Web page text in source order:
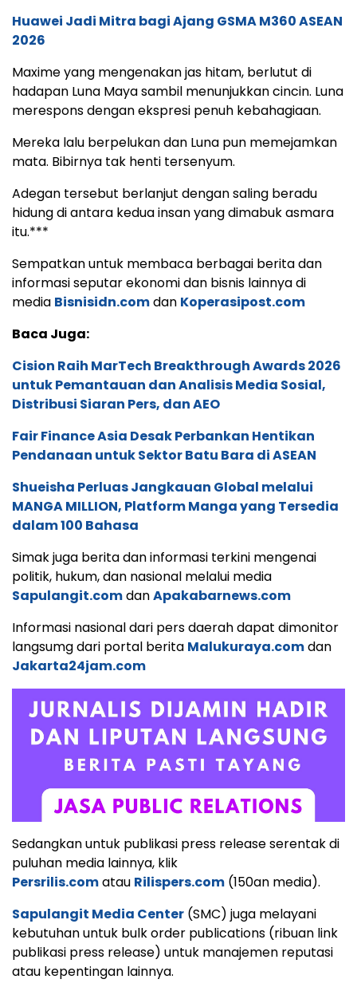
Huawei Jadi Mitra bagi Ajang GSMA M360 ASEAN
2026
Maxime yang mengenakan jas hitam, berlutut di
hadapan Luna Maya sambil menunjukkan cincin. Luna
merespons dengan ekspresi penuh kebahagiaan.
Mereka lalu berpelukan dan Luna pun memejamkan
mata. Bibirnya tak henti tersenyum.
Adegan tersebut berlanjut dengan saling beradu
hidung di antara kedua insan yang dimabuk asmara
itu.***
Sempatkan untuk membaca berbagai berita dan
informasi seputar ekonomi dan bisnis lainnya di
media Bisnisidn.comdan Koperasipost.com
Baca Juga:
Cision Raih MarTech Breakthrough Awards 2026
untuk Pemantauan dan Analisis Media Sosial,
Distribusi Siaran Pers, dan AEO
Fair Finance Asia Desak Perbankan Hentikan
Pendanaan untuk Sektor Batu Bara di ASEAN
Shueisha Perluas Jangkauan Global melalui
MANGA MILLION, Platform Manga yang Tersedia
dalam 100 Bahasa
Simak juga berita dan informasi terkini mengenai
politik, hukum, dan nasional melalui media
Sapulangit.comdanApakabarnews.com
Informasi nasional dari pers daerah dapat dimonitor
langsumg dari portal berita Malukuraya.comdan
Jakarta24jam.com
Sedangkan untuk publikasi press release serentak di
puluhan media lainnya, klik
Persrilis.comatau Rilispers.com (150an media).
Sapulangit Media Center (SMC) juga melayani
kebutuhan untuk bulk order publications (ribuan link
publikasi press release) untuk manajemen reputasi
atau kepentingan lainnya.